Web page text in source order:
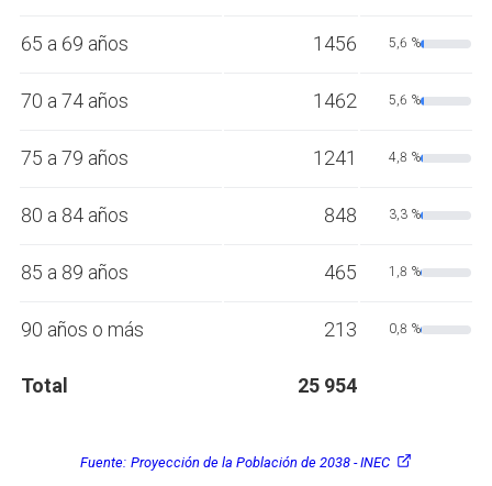
65 a 69 años 1456 5,6 %
70 a 74 años 1462 5,6 %
75 a 79 años 1241 4,8 %
80 a 84 años 848 3,3 %
85 a 89 años 465 1,8 %
90 años o más 213 0,8 %
Total 25 954
Fuente: Proyección de la Población de 2038 - INEC